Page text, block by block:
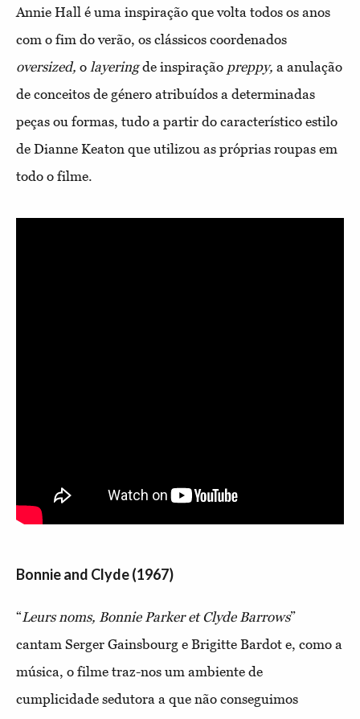
Annie Hall é uma inspiração que volta todos os anos
com o fim do verão, os clássicos coordenados
oversized, o layeringde inspiração preppy, a anulação
de conceitos de género atribuídos a determinadas
peças ou formas, tudo a partir do característico estilo
de Dianne Keaton que utilizou as próprias roupas em
todo o filme.
Bonnie and Clyde (1967)
“Leurs noms, Bonnie Parker et Clyde Barrows”
cantam Serger Gainsbourg e Brigitte Bardot e, como a
música, o filme traz-nos um ambiente de
cumplicidade sedutora a que não conseguimos